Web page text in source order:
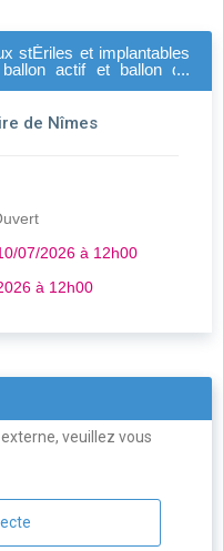
stÉriles et implantables
actif et ballon de
de Nîmes
07/2026 à 12h00
à 12h00
veuillez vous